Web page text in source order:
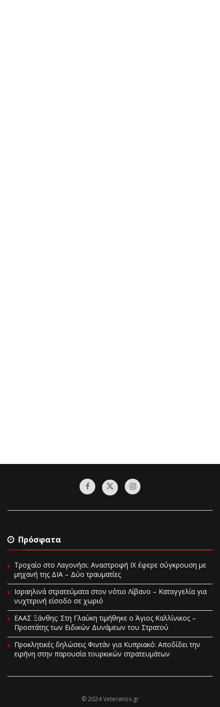
Πρόσφατα
Τροχαίο στο Λαγονήσι: Αναστροφή ΙΧ έφερε σύγκρουση με
μηχανή της ΔΙΑ – Δύο τραυματίες
Ισραηλινά στρατεύματα στον νότιο Λίβανο – Καταγγελία για
νυχτερινή είσοδο σε χωριό
EAAΣ Ξάνθης: Στη Γλαύκη τιμήθηκε ο Άγιος Καλλίνικος –
Προστάτης των Ειδικών Δυνάμεων του Στρατού
Προκλητικές δηλώσεις Φιντάν για Κυπριακό: Αποδίδει την
ειρήνη στην παρουσία τουρκικών στρατευμάτων
© 2024 Veteranos.gr